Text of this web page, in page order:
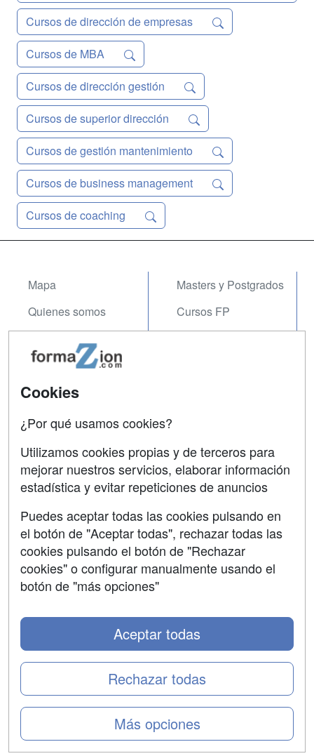
Cursos de dirección de empresas
Cursos de MBA
Cursos de dirección gestión
Cursos de superior dirección
Cursos de gestión mantenimiento
Cursos de business management
Cursos de coaching
Mapa
Quienes somos
Acceso Usuarios
Acceso Centros
Masters y Postgrados
Cursos FP
Contactar
Confidencialidad
Copyleft
SÍGUENOS EN:
Cookies
¿Por qué usamos cookies?
Utilizamos cookies propias y de terceros para
mejorar nuestros servicios, elaborar información
estadística y evitar repeticiones de anuncios
Puedes aceptar todas las cookies pulsando en
el botón de "Aceptar todas", rechazar todas las
cookies pulsando el botón de "Rechazar
cookies" o configurar manualmente usando el
botón de "más opciones"
Más opciones
Rechazar todas
Aceptar todas